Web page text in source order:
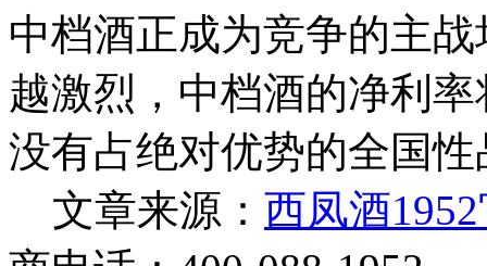
中档酒正成为竞争的主
越激烈，中档酒的净利
没有占绝对优势的全国性
文章来源： 西凤酒